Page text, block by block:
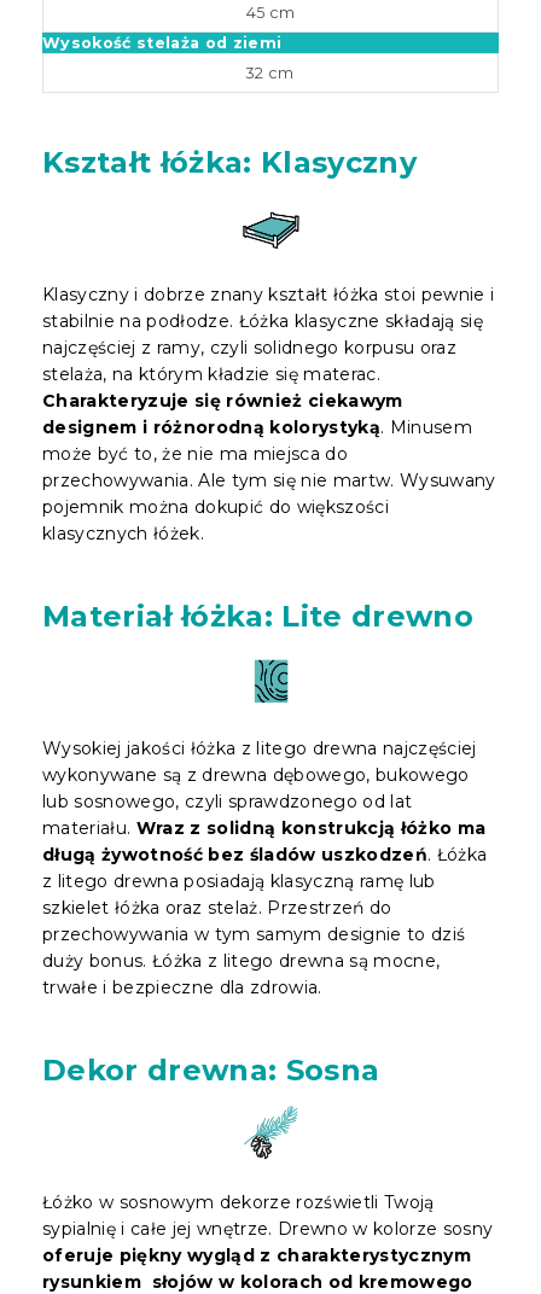
45 cm
Wysokość stelaża od ziemi
32 cm
Kształt łóżka: Klasyczny
Klasyczny i dobrze znany kształt łóżka stoi pewnie i
stabilnie na podłodze. Łóżka klasyczne składają się
najczęściej z ramy, czyli solidnego korpusu oraz
stelaża, na którym kładzie się materac.
Charakteryzuje się również ciekawym
designem i różnorodną kolorystyką. Minusem
może być to, że nie ma miejsca do
przechowywania. Ale tym się nie martw. Wysuwany
pojemnik można dokupić do większości
klasycznych łóżek.
Materiał łóżka: Lite drewno
Wysokiej jakości łóżka z litego drewna najczęściej
wykonywane są z drewna dębowego, bukowego
lub sosnowego, czyli sprawdzonego od lat
materiału. Wraz z solidną konstrukcją łóżko ma
długą żywotność bez śladów uszkodzeń. Łóżka
z litego drewna posiadają klasyczną ramę lub
szkielet łóżka oraz stelaż. Przestrzeń do
przechowywania w tym samym designie to dziś
duży bonus. Łóżka z litego drewna są mocne,
trwałe i bezpieczne dla zdrowia.
Dekor drewna: Sosna
Łóżko w sosnowym dekorze rozświetli Twoją
sypialnię i całe jej wnętrze. Drewno w kolorze sosny
oferuje piękny wygląd z charakterystycznym
rysunkiem słojów w kolorach od kremowego